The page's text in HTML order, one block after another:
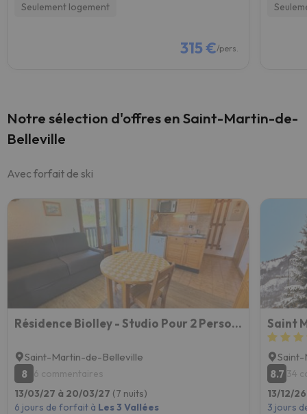
Seulement logement
315 €/pers.
Notre sélection d'offres en Saint-Martin-de-
Belleville
Avec forfait de ski
Résidence Biolley - Studio Pour 2 Personnes 274
Saint-Martin-de-Belleville
8
6 commentaires
13/03/27 à 20/03/27 (7 nuits)
6 jours de forfait à Les 3 Vallées
Saint
8.7 34
13/12/
3 jours